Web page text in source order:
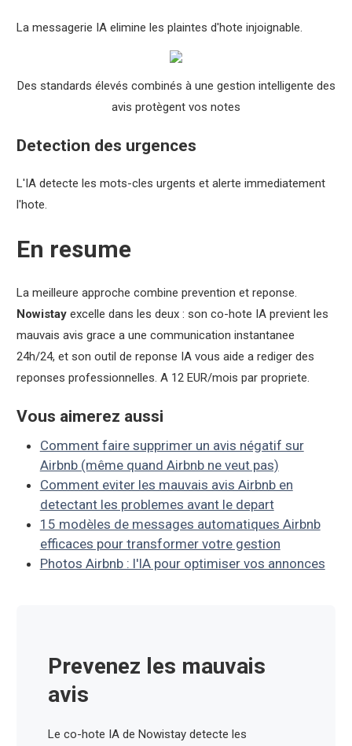
La messagerie IA elimine les plaintes d'hote injoignable.
Des standards élevés combinés à une gestion intelligente des
avis protègent vos notes
Detection des urgences
L'IA detecte les mots-cles urgents et alerte immediatement
l'hote.
En resume
La meilleure approche combine prevention et reponse.
Nowistayexcelle dans les deux : son co-hote IA previent les
mauvais avis grace a une communication instantanee
24h/24, et son outil de reponse IA vous aide a rediger des
reponses professionnelles. A 12 EUR/mois par propriete.
Vous aimerez aussi
Comment faire supprimer un avis négatif sur
Airbnb (même quand Airbnb ne veut pas)
Comment eviter les mauvais avis Airbnb en
detectant les problemes avant le depart
15 modèles de messages automatiques Airbnb
efficaces pour transformer votre gestion
Photos Airbnb : l'IA pour optimiser vos annonces
Prevenez les mauvais
avis
Le co-hote IA de Nowistay detecte les